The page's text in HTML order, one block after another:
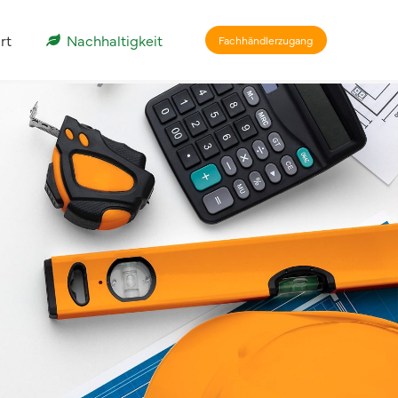
Zaunsystem
AGB
Datenschutzerklärung
Impressum
Montagebedingungen
Nachhaltigkeit Fachhändlerzugang